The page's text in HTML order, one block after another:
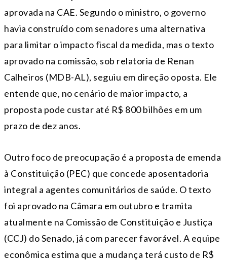
aprovada na CAE. Segundo o ministro, o governo
havia construído com senadores uma alternativa
para limitar o impacto fiscal da medida, mas o texto
aprovado na comissão, sob relatoria de Renan
Calheiros (MDB-AL), seguiu em direção oposta. Ele
entende que, no cenário de maior impacto, a
proposta pode custar até R$ 800 bilhões em um
prazo de dez anos.
Outro foco de preocupação é a proposta de emenda
à Constituição (PEC) que concede aposentadoria
integral a agentes comunitários de saúde. O texto
foi aprovado na Câmara em outubro e tramita
atualmente na Comissão de Constituição e Justiça
(CCJ) do Senado, já com parecer favorável. A equipe
econômica estima que a mudança terá custo de R$